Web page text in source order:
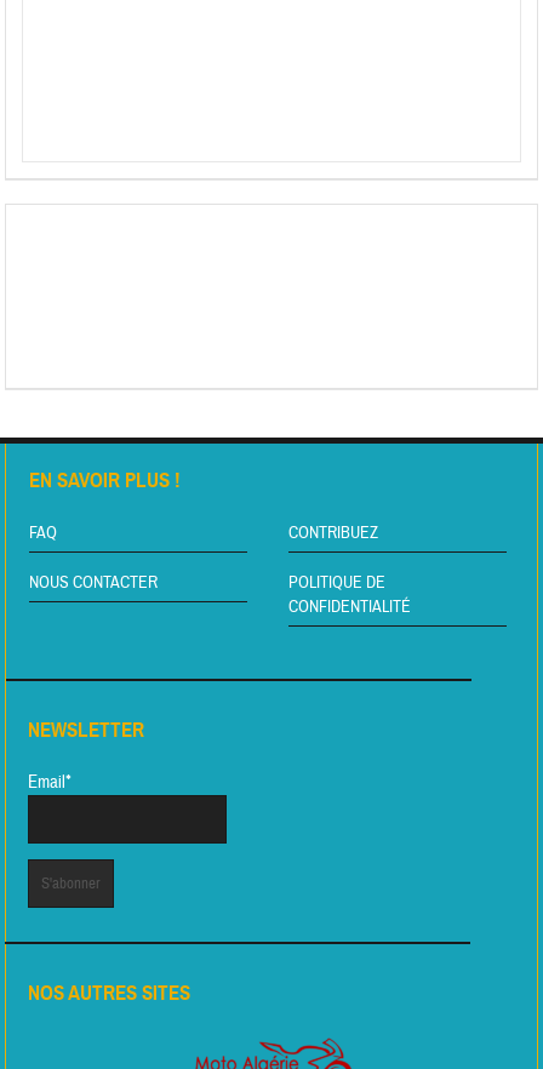
EN SAVOIR PLUS !
FAQ CONTRIBUEZ
NOUS CONTACTER
POLITIQUE DE
CONFIDENTIALITÉ
NEWSLETTER
Email*
NOS AUTRES SITES